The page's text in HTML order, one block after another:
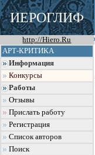
ИЕРОГЛИФ
http://Hiero.Ru
АРТ-КРИТИКА
Информация
Конкурсы
Работы
Отзывы
Прислать работу
Регистрация
Список авторов
Поиск